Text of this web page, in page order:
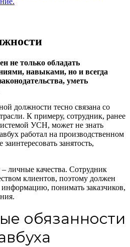
не только обладать
навыками, но и всегда
уметь
должности тесно связана со
К примеру, сотрудник, ранее
УСН, может не знать
работал на производственном
занятость,
личные качества. Сотрудник
клиентов, поэтому должен
информацию, понимать заказчиков,
обязанности